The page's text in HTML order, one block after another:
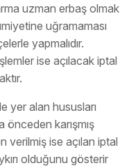
uzman erbaş olmak
uğramaması
yapmalıdır.
ise açılacak iptal
yer alan hususları
önceden karışmış
ise açılan iptal
olduğunu gösterir